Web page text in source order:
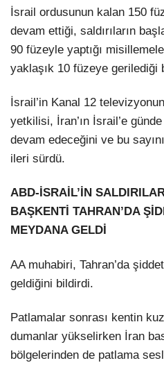
İsrail ordusunun kalan 150
devam ettiği, saldırıların
90 füzeyle yaptığı
yaklaşık 10 füzeye gerilediği
İsrail’in Kanal 12
yetkilisi, İran’ın İsrail’e
devam edeceğini ve bu
ileri sürdü.
ABD-İSRAİL’İN
BAŞKENTİ TAHRAN’DA
MEYDANA GELDİ
AA muhabiri, Tahran’da
geldiğini bildirdi.
Patlamalar sonrası kentin
dumanlar yükselirken İran
bölgelerinden de patlama